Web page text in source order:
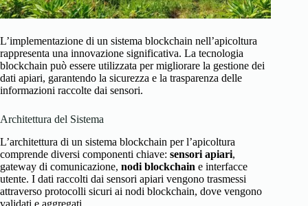
L’implementazione di un sistema blockchain nell’apicoltura
rappresenta una innovazione significativa. La tecnologia
blockchain può essere utilizzata per migliorare la gestione dei
dati apiari, garantendo la sicurezza e la trasparenza delle
informazioni raccolte dai sensori.
Architettura del Sistema
L’architettura di un sistema blockchain per l’apicoltura
comprende diversi componenti chiave: sensori apiari,
gateway di comunicazione, nodi blockchain e interfacce
utente. I dati raccolti dai sensori apiari vengono trasmessi
attraverso protocolli sicuri ai nodi blockchain, dove vengono
validati e aggregati.